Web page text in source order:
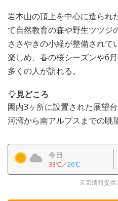
岩本山の頂上を中心に造られ
て自然教育の森や野生ツツジ
ささやきの小経が整備されて
楽しめ、春の桜シーズンや6
多くの人が訪れる。
見どころ
園内3ヶ所に設置された展望
河湾から南アルプスまでの眺
今日
33℃／26℃
天気情報提